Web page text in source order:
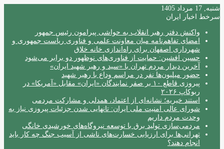
شنبه, 17 مرداد 1405
سرخط اخبار ایران
واکنش دفتر رهبر انقلاب به حواشی پیرامون رئیس جمهور
امضای تفاهم‌نامه میان معاونت علمی و فناوری ریاست جمهوری و
شهرداری اصفهان برای راه‌اندازی خانه خلاق
حسین افشین: حمایت از فناوری‌های نوظهور دو برابر می‌شود
آخرین دیدار مردم تهران با «سید و رهبر شهید ایران»
حضور میلیون‌ها نفر در مراسم وداع با رهبر شهید
پیروزی قاطع ۱۰ بر صفر نمایندگان «ایران» مقابل «آمریکا» در
ربوکاپ ۲۰۲۶
استند خیریه؛ نشانه‌ای از اعتماد، همدلی و مشارکت مردمی
شورای عالی امنیت ملی ایران: تانهایی شدن جزئیات پیروزی نیاز به
وحدت مردم داریم
مردمی‌سازی تولید برق با توسعه نیروگاه‌های خورشیدی خانگی
تهرانی‌ها برای ارزیابی خسارت‌های ناشی از آسیب جنگ چه کار باید
انجام دهند؟